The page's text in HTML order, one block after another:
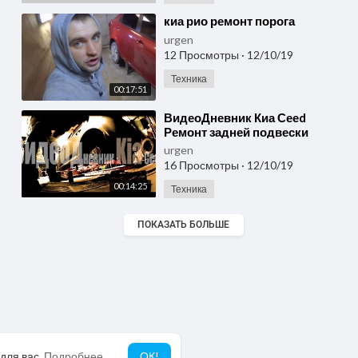
00:17:51
⁣киа рио ремонт порога
urgen
12 Просмотры · 12/10/19
Техника
00:14:25
⁣ВидеоДневник Киа Сееd
Ремонт задней подвески
urgen
16 Просмотры · 12/10/19
Техника
ПОКАЗАТЬ БОЛЬШЕ